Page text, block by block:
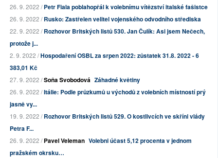
26. 9. 2022 /Petr Fiala poblahopřál k volebnímu vítězství italské fašistce
26. 9. 2022 /Rusko: Zastřelen velitel vojenského odvodního střediska
22. 9. 2022 /Rozhovor Britských listů 530. Jan Čulík: Asi jsem Nečech,
protože j...
2. 9. 2022 /Hospodaření OSBL za srpen 2022: zůstatek 31.8. 2022 - 6
383,01 Kč
27. 9. 2022 /Soňa Svobodová Záhadné květiny
26. 9. 2022 /Itálie: Podle průzkumů u východů z volebních místností prý
jasně vy...
19. 9. 2022 /Rozhovor Britských listů 529. O kostlivcích ve skříni vlády
Petra F...
26. 9. 2022 /Pavel Veleman Volebni účast 5,12 procenta v jednom
pražském okrsku…